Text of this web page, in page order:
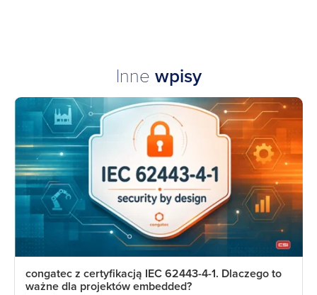
Inne wpisy
congatec z certyfikacją IEC 62443-4-1. Dlaczego to
ważne dla projektów embedded?